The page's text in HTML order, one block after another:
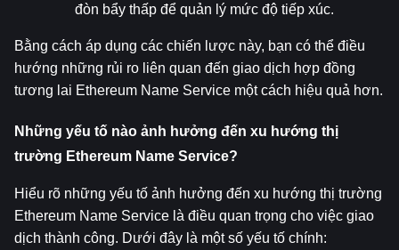
đòn bẩy thấp để quản lý mức độ tiếp xúc.
Bằng cách áp dụng các chiến lược này, bạn có thể điều
hướng những rủi ro liên quan đến giao dịch hợp đồng
tương lai Ethereum Name Service một cách hiệu quả hơn.
Những yếu tố nào ảnh hưởng đến xu hướng thị
trường Ethereum Name Service?
Hiểu rõ những yếu tố ảnh hưởng đến xu hướng thị trường
Ethereum Name Service là điều quan trọng cho việc giao
dịch thành công. Dưới đây là một số yếu tố chính: